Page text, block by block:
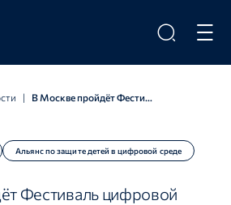
Альянс по защите детей в цифровой среде
Фестиваль цифровой
| В Москве пройдёт Фестиваль цифровой безопасности